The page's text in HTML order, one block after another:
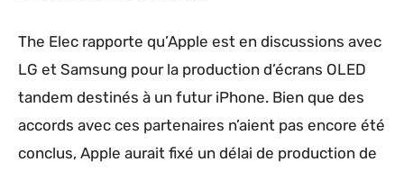
The Elec rapporte qu’Apple est en discussions avec
LG et Samsung pour la production d’écrans OLED
tandem destinés à un futur iPhone. Bien que des
accords avec ces partenaires n’aient pas encore été
conclus, Apple aurait fixé un délai de production de